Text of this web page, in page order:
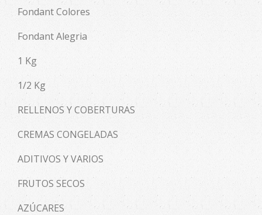
Fondant Colores
Fondant Alegria
1 Kg
1/2 Kg
RELLENOS Y COBERTURAS
CREMAS CONGELADAS
ADITIVOS Y VARIOS
FRUTOS SECOS
AZÚCARES